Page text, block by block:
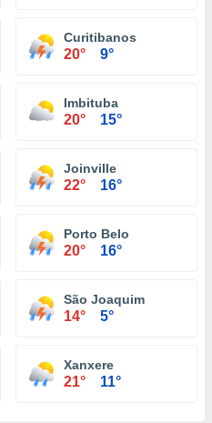
Curitibanos
20° 9°
Imbituba
20° 15°
Joinville
22° 16°
Porto Belo
20° 16°
São Joaquim
14° 5°
Xanxere
21° 11°